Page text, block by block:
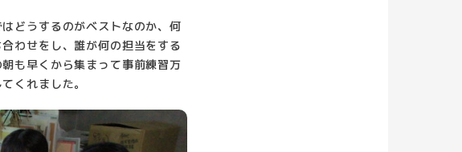
どうするのがベストなのか、何
わせをし、誰が何の担当をする
も早くから集まって事前練習万
くれました。